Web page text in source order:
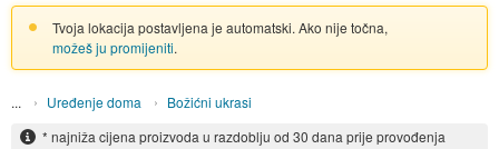
Tvoja lokacija postavljena je automatski. Ako nije točna,
možeš ju promijeniti.
Uređenje doma
Božićni ukrasi
* najniža cijena proizvoda u razdoblju od 30 dana prije provođenja